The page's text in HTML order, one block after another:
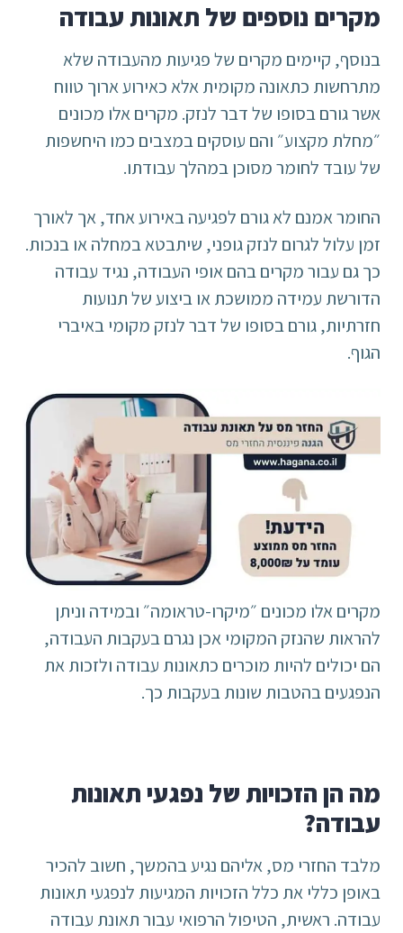
מקרים נוספים של תאונות עבודה
בנוסף, קיימים מקרים של פגיעות מהעבודה שלא
מתרחשות כתאונה מקומית אלא כאירוע ארוך טווח
אשר גורם בסופו של דבר לנזק. מקרים אלו מכונים
״מחלת מקצוע״ והם עוסקים במצבים כמו היחשפות
של עובד לחומר מסוכן במהלך עבודתו.
החומר אמנם לא גורם לפגיעה באירוע אחד, אך לאורך
זמן עלול לגרום לנזק גופני, שיתבטא במחלה או בנכות.
כך גם עבור מקרים בהם אופי העבודה, נגיד עבודה
הדורשת עמידה ממושכת או ביצוע של תנועות
חזרתיות, גורם בסופו של דבר לנזק מקומי באיברי
הגוף.
מקרים אלו מכונים ״מיקרו-טראומה״ ובמידה וניתן
להראות שהנזק המקומי אכן נגרם בעקבות העבודה,
הם יכולים להיות מוכרים כתאונות עבודה ולזכות את
הנפגעים בהטבות שונות בעקבות כך.
מה הן הזכויות של נפגעי תאונות
עבודה?
מלבד החזרי מס, אליהם נגיע בהמשך, חשוב להכיר
באופן כללי את כלל הזכויות המגיעות לנפגעי תאונות
עבודה. ראשית, הטיפול הרפואי עבור תאונת עבודה